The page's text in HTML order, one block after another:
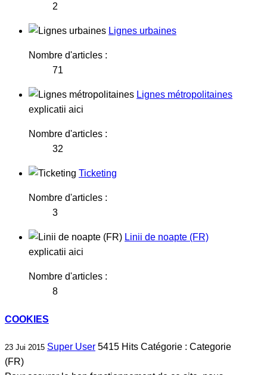
2
Lignes urbaines
Nombre d'articles :
71
Lignes métropolitaines
explicatii aici
Nombre d'articles :
32
Ticketing
Nombre d'articles :
3
Linii de noapte (FR)
explicatii aici
Nombre d'articles :
8
COOKIES
23 Jui 2015 Super User 5415 Hits Catégorie : Categorie
(FR)